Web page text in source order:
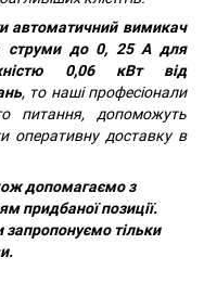
автоматичний вимикач
струми до 0, 25 А для
0,06 кВт від
, то наші професіонали
питання, допоможуть
оперативну доставку в
допомагаємо з
придбаної позиції.
тільки